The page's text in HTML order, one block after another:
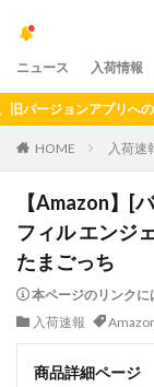
ニュース 入荷情報
ョンアプリへのプッ
HOME 入荷速
【Amazon】[
フィル エンジ
たまごっち
本ページのリンクに
入荷速報
商品詳細ページ